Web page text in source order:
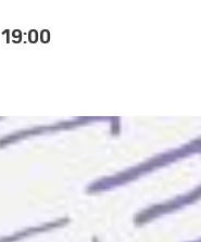
19:00